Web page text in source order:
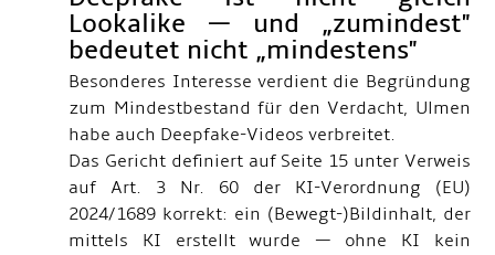
Lookalike — und „zumindest"
bedeutet nicht „mindestens"
Besonderes Interesse verdient die Begründung
zum Mindestbestand für den Verdacht, Ulmen
habe auch Deepfake-Videos verbreitet.
Das Gericht definiert auf Seite 15 unter Verweis
auf Art. 3 Nr. 60 der KI-Verordnung (EU)
2024/1689 korrekt: ein (Bewegt-)Bildinhalt, der
mittels KI erstellt wurde — ohne KI kein